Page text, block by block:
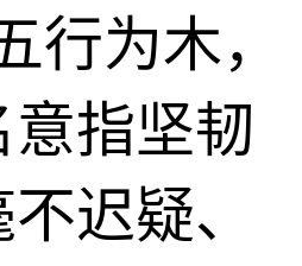
行为木，
指坚韧
迟疑、